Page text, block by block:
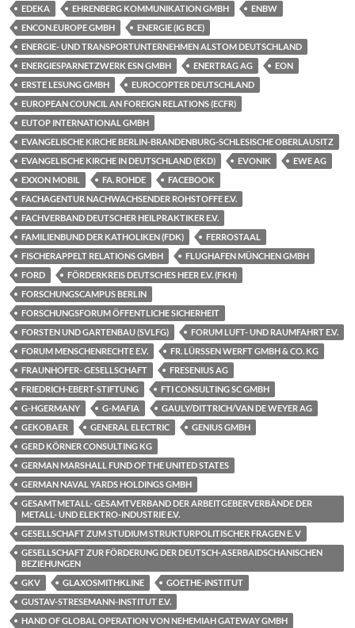
EDEKA EHRENBERG KOMMUNIKATION GMBH
ENBW
ENCON.EUROPE GMBH
ENERGIE (IG BCE)
ENERGIE- UND TRANSPORTUNTERNEHMEN ALSTOM DEUTSCHLAND
ENERGIESPARNETZWERK ESN GMBH
ENERTRAG AG
EON
ERSTE LESUNG GMBH
EUROCOPTER DEUTSCHLAND
EUROPEAN COUNCIL AN FOREIGN RELATIONS (ECFR)
EUTOP INTERNATIONAL GMBH
EVANGELISCHE KIRCHE BERLIN-BRANDENBURG-SCHLESISCHE OBERLAUSITZ
EVANGELISCHE KIRCHE IN DEUTSCHLAND (EKD)
EVONIK
EWE AG
EXXON MOBIL
FA. ROHDE
FACEBOOK
FACHAGENTUR NACHWACHSENDER ROHSTOFFE E.V.
FACHVERBAND DEUTSCHER HEILPRAKTIKER E.V.
FAMILIENBUND DER KATHOLIKEN (FDK)
FERROSTAAL
FISCHERAPPELT RELATIONS GMBH
FLUGHAFEN MÜNCHEN GMBH
FORD
FÖRDERKREIS DEUTSCHES HEER E.V. (FKH)
FORSCHUNGSCAMPUS BERLIN
FORSCHUNGSFORUM ÖFFENTLICHE SICHERHEIT
FORSTEN UND GARTENBAU (SVLFG)
FORUM LUFT- UND RAUMFAHRT E.V.
FORUM MENSCHENRECHTE E.V.
FR. LÜRSSEN WERFT GMBH & CO. KG
FRAUNHOFER- GESELLSCHAFT
FRESENIUS AG
FRIEDRICH-EBERT-STIFTUNG
FTI CONSULTING SC GMBH
G-HGERMANY
G-MAFIA
GAULY/DITTRICH/VAN DE WEYER AG
GEKOBAER
GENERAL ELECTRIC
GENIUS GMBH
GERD KÖRNER CONSULTING KG
GERMAN MARSHALL FUND OF THE UNITED STATES
GERMAN NAVAL YARDS HOLDINGS GMBH
GESAMTMETALL- GESAMTVERBAND DER ARBEITGEBERVERBÄNDE DER
METALL- UND ELEKTRO-INDUSTRIE E.V.
GESELLSCHAFT ZUM STUDIUM STRUKTURPOLITISCHER FRAGEN E. V
GESELLSCHAFT ZUR FÖRDERUNG DER DEUTSCH-ASERBAIDSCHANISCHEN
BEZIEHUNGEN
GKV
GLAXOSMITHKLINE
GOETHE-INSTITUT
GUSTAV-STRESEMANN-INSTITUT E.V.
HAND OF GLOBAL OPERATION VON NEHEMIAH GATEWAY GMBH